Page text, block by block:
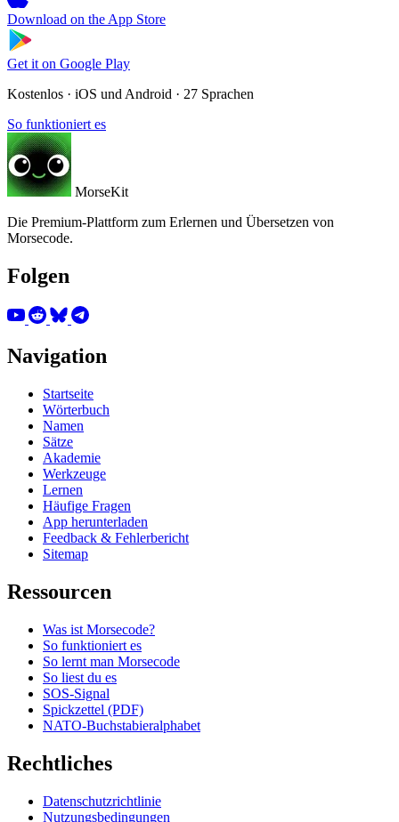
Download on the App Store
Get it on Google Play
Kostenlos · iOS und Android · 27 Sprachen
So funktioniert es
MorseKit
Die Premium-Plattform zum Erlernen und Übersetzen von
Morsecode.
Folgen
Navigation
Startseite
Wörterbuch
Namen
Sätze
Akademie
Werkzeuge
Lernen
Häufige Fragen
App herunterladen
Feedback & Fehlerbericht
Sitemap
Ressourcen
Was ist Morsecode?
So funktioniert es
So lernt man Morsecode
So liest du es
SOS-Signal
Spickzettel (PDF)
NATO-Buchstabieralphabet
Rechtliches
Datenschutzrichtlinie
Nutzungsbedingungen